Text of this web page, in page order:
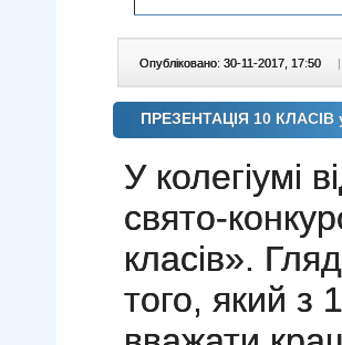
Опубліковано: 30-11-2017, 17:50 |
ПРЕЗЕНТАЦІЯ 10 КЛАСІВ
У колегіумі
свято-
класів».
того, який з